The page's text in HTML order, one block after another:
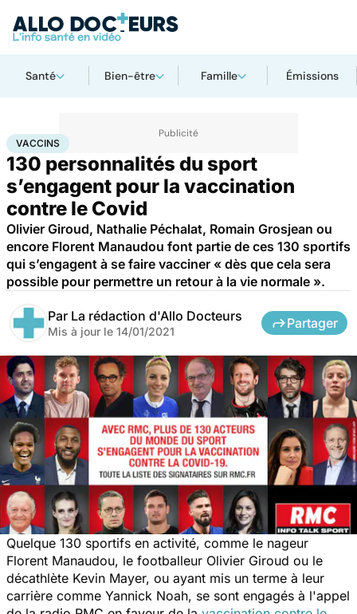
Santé Bien-être Famille Émissions
AccueilSanté Vaccins
VACCINS
130 personnalités du sport
s’engagent pour la vaccination
contre le Covid
Olivier Giroud, Nathalie Péchalat, Romain Grosjean ou
encore Florent Manaudou font partie de ces 130 sportifs
qui s’engagent à se faire vacciner « dès que cela sera
possible pour permettre un retour à la vie normale ».
Par La rédaction d'Allo Docteurs
Mis à jour le 14/01/2021
Partager
Quelque 130 sportifs en activité, comme le nageur
Florent Manaudou, le footballeur Olivier Giroud ou le
décathlète Kevin Mayer, ou ayant mis un terme à leur
carrière comme Yannick Noah, se sont engagés à l'appel